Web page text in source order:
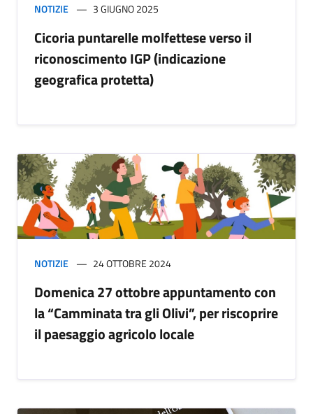
NOTIZIE 3 GIUGNO 2025
Cicoria puntarelle molfettese verso il
riconoscimento IGP (indicazione
geografica protetta)
NOTIZIE 24 OTTOBRE 2024
Domenica 27 ottobre appuntamento con
la “Camminata tra gli Olivi”, per riscoprire
il paesaggio agricolo locale